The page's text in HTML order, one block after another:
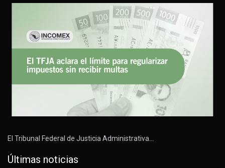
El Tribunal Federal de Justicia Administrativa…
Últimas noticias